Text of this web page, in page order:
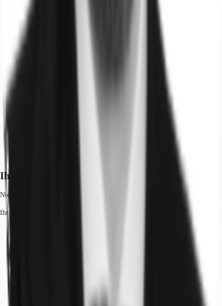
Ihr Kontakt
Nicolai Reichert
Ihr Kontakt